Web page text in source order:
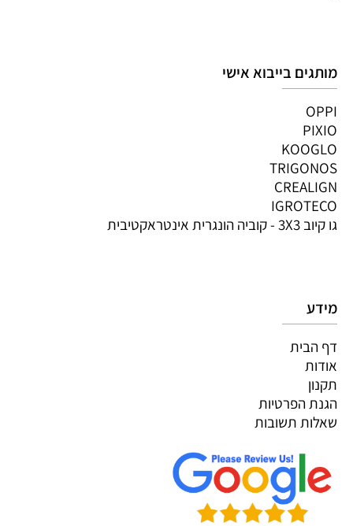
מותגים בייבוא אישי
OPPI
PIXIO
KOOGLO
TRIGONOS
CREALIGN
IGROTECO
גו קיוב 3X3 - קוביה הונגרית אינטראקטיבית
מידע
דף הבית
אודות
תקנון
הגנת הפרטיות
שאלות תשובות